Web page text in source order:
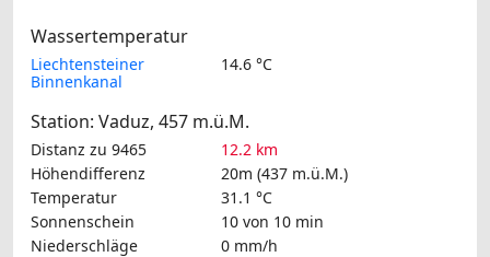
Wassertemperatur
Liechtensteiner
Binnenkanal
14.6 °C
Station: Vaduz, 457 m.ü.M.
Distanz zu 9465
12.2 km
Höhendifferenz
20m (437 m.ü.M.)
Temperatur
31.1 °C
Sonnenschein
10 von 10 min
Niederschläge
0 mm/h